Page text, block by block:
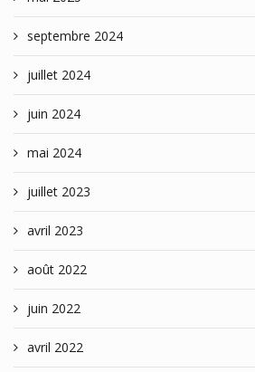
septembre 2024
juillet 2024
juin 2024
mai 2024
juillet 2023
avril 2023
août 2022
juin 2022
avril 2022